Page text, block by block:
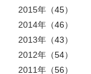
2015年 （45）
2014年 （46）
2013年 （43）
2012年 （54）
2011年 （56）